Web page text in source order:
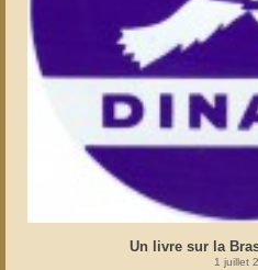
Un livre sur la
1 juillet